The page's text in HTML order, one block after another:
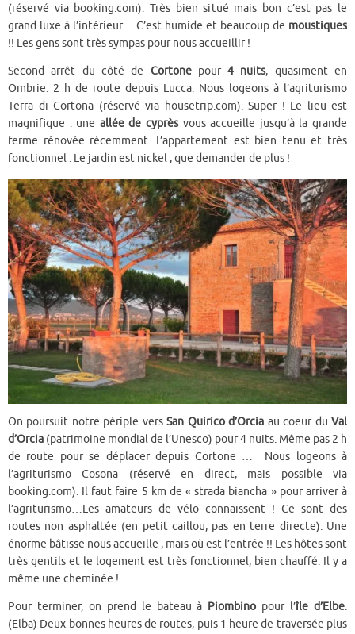
(réservé via booking.com). Très bien situé mais bon c’est pas le
grand luxe à l’intérieur… C’est humide et beaucoup de moustiques
!! Les gens sont très sympas pour nous accueillir !
Second arrêt du côté de Cortonepour4 nuits, quasiment en
Ombrie. 2 h de route depuis Lucca. Nous logeons à l’agriturismo
Terra di Cortona (réservé via housetrip.com). Super ! Le lieu est
magnifique : une allée de cyprèsvous accueille jusqu’à la grande
ferme rénovée récemment. L’appartement est bien tenu et très
fonctionnel . Le jardin est nickel , que demander de plus !
On poursuit notre périple versSan Quirico d’Orcia au coeur duVal
d’Orcia (patrimoine mondial de l’Unesco) pour 4 nuits. Même pas 2 h
de route pour se déplacer depuis Cortone … Nous logeons à
l’agriturismo Cosona (réservé en direct, mais possible via
booking.com). Il faut faire 5 km de « strada biancha » pour arriver à
l’agriturismo…Les amateurs de vélo connaissent ! Ce sont des
routes non asphaltée (en petit caillou, pas en terre directe). Une
énorme bâtisse nous accueille , mais où est l’entrée !! Les hôtes sont
très gentils et le logement est très fonctionnel, bien chauffé. Il y a
même une cheminée !
Pour terminer, on prend le bateau à Piombino pour l’île d’Elbe.
(Elba) Deux bonnes heures de routes, puis 1 heure de traversée plus